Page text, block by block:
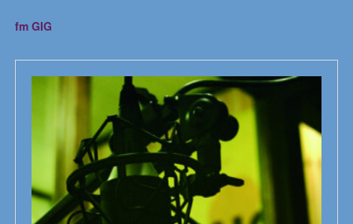
fm GIG